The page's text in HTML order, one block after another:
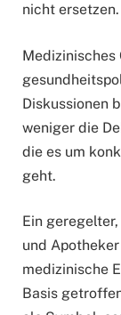
nicht ersetzen.
Diskussionen
weniger die
die es um
geht.
Ein
und
medizinische
Basis